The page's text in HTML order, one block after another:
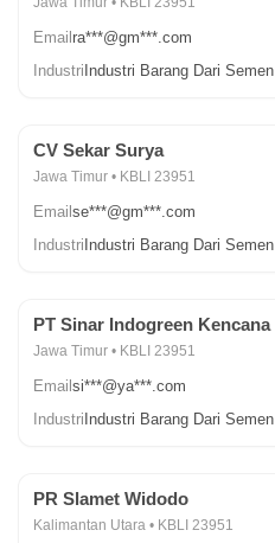
Emailra***@gm***.com
IndustriIndustri Barang Dari Semen
CV Sekar Surya
Jawa Timur • KBLI 23951
Emailse***@gm***.com
IndustriIndustri Barang Dari Semen
PT Sinar Indogreen Kencana
Jawa Timur • KBLI 23951
Emailsi***@ya***.com
IndustriIndustri Barang Dari Semen
PR Slamet Widodo
Kalimantan Utara • KBLI 23951